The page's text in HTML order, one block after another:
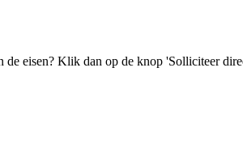
eisen? Klik dan op de knop 'Solliciteer